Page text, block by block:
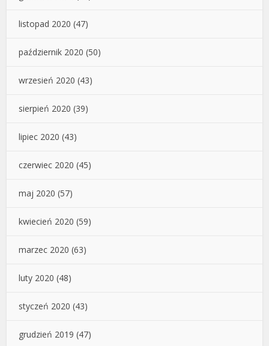
listopad 2020 (47)
październik 2020 (50)
wrzesień 2020 (43)
sierpień 2020 (39)
lipiec 2020 (43)
czerwiec 2020 (45)
maj 2020 (57)
kwiecień 2020 (59)
marzec 2020 (63)
luty 2020 (48)
styczeń 2020 (43)
grudzień 2019 (47)